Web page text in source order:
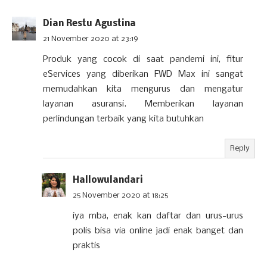
Dian Restu Agustina
21 November 2020 at 23:19
Produk yang cocok di saat pandemi ini, fitur
eServices yang diberikan FWD Max ini sangat
memudahkan kita mengurus dan mengatur
layanan asuransi. Memberikan layanan
perlindungan terbaik yang kita butuhkan
Reply
Hallowulandari
25 November 2020 at 18:25
iya mba, enak kan daftar dan urus-urus
polis bisa via online jadi enak banget dan
praktis